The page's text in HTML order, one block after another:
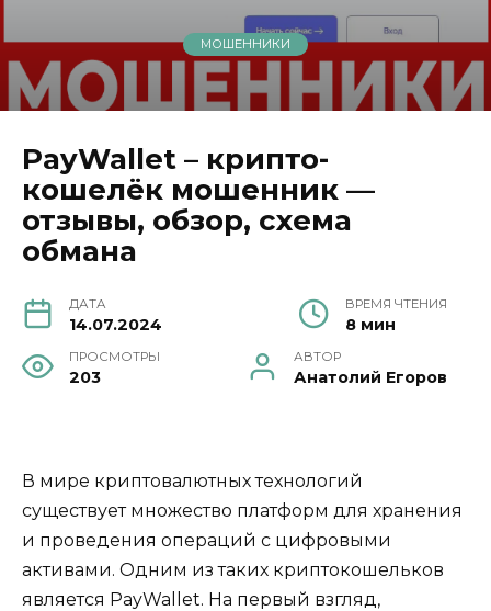
МОШЕННИКИ
PayWallet – крипто-
кошелёк мошенник —
отзывы, обзор, схема
обмана
ДАТА
14.07.2024
ВРЕМЯ ЧТЕНИЯ
8 мин
ПРОСМОТРЫ
203
АВТОР
Анатолий Егоров
В мире криптовалютных технологий
существует множество платформ для хранения
и проведения операций с цифровыми
активами. Одним из таких криптокошельков
является PayWallet. На первый взгляд,